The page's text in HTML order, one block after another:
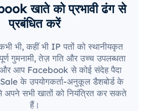
खाते को प्रभावी ढंग से
प्रबंधित करें
भी, कहीं भी IP पतों को स्थानीयकृत
गुमनामी, तेज़ गति और उच्च उपलब्धता
और आप Facebook से कोई संदेह पैदा
के उपयोगकर्ता-अनुकूल डैशबोर्ड के
अपने सभी खातों को नियंत्रित कर सकते
हैं।